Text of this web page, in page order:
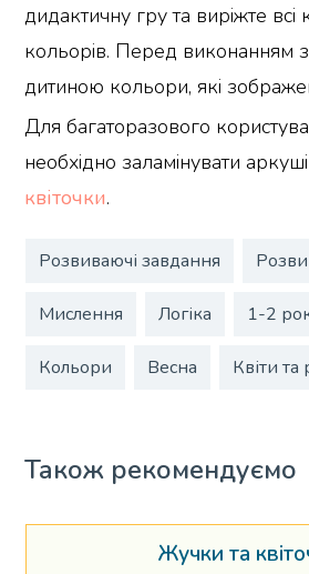
дидактичну гру та виріжте всі
кольорів. Перед виконанням
дитиною кольори, які
Для багаторазового
необхідно заламінувати
квіточки.
Розвиваючі завдання
Мислення Логіка 1-2
Кольори Весна Квіти та
Також рекомендуємо
Жучки та